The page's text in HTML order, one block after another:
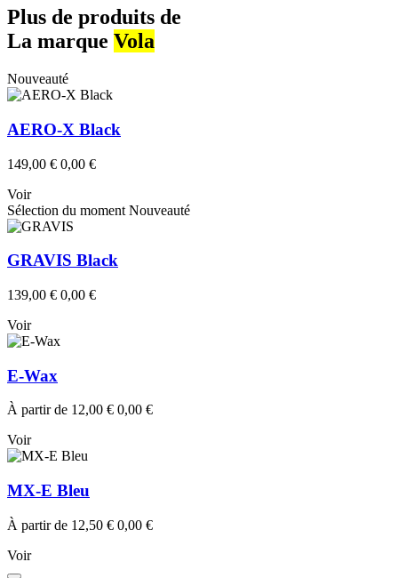
Plus de produits de
La marque Vola
Nouveauté
AERO-X Black
149,00 € 0,00 €
Voir
Sélection du moment Nouveauté
GRAVIS Black
139,00 € 0,00 €
Voir
E-Wax
À partir de 12,00 € 0,00 €
Voir
MX-E Bleu
À partir de 12,50 € 0,00 €
Voir